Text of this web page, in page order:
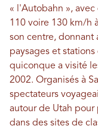
« l'Autobahn »,
110 voire 130 km/h
son centre, donnant
paysages et
quiconque a visité
2002. Organisés à
spectateurs
autour de Utah pour
dans des sites de